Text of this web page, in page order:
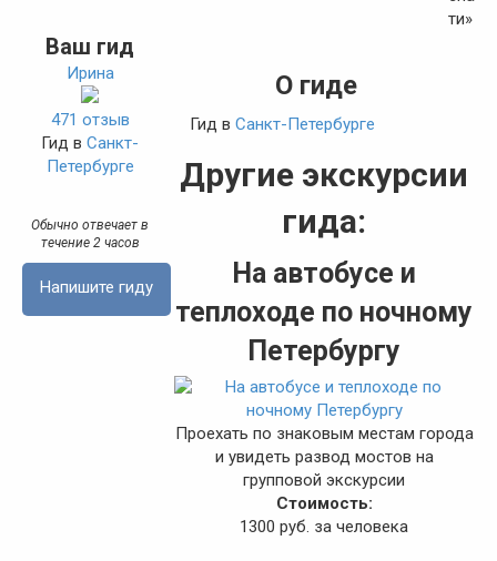
Ваш гид
Ирина
471 отзыв
Гид вСанкт-
Петербурге
Обычно отвечает в
течение 2 часов
Напишите гиду
О гиде
Гид в Санкт-Петербурге
Другие экскурсии
гида:
На автобусе и
теплоходе по ночному
Петербургу
Проехать по знаковым местам города
и увидеть развод мостов на
групповой экскурсии
Стоимость:
1300 руб. за человека